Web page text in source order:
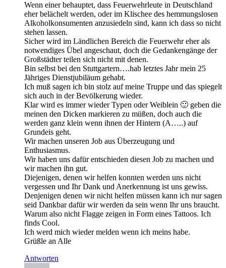
Wenn einer behauptet, dass Feuerwehrleute in Deutschland
eher belächelt werden, oder im Klischee des hemmungslosen
Alkoholkonsumenten anzusiedeln sind, kann ich dass so nicht
stehen lassen.
Sicher wird im Ländlichen Bereich die Feuerwehr eher als
notwendiges Übel angeschaut, doch die Gedankengänge der
Großstädter teilen sich nicht mit denen.
Bin selbst bei den Stuttgartern….hab letztes Jahr mein 25
Jähriges Dienstjubiläum gehabt.
Ich muß sagen ich bin stolz auf meine Truppe und das spiegelt
sich auch in der Bevölkerung wieder.
Klar wird es immer wieder Typen oder Weiblein 🙂 geben die
meinen den Dicken markieren zu müßen, doch auch die
werden ganz klein wenn ihnen der Hintern (A…..) auf
Grundeis geht.
Wir machen unseren Job aus Überzeugung und
Enthusiasmus.
Wir haben uns dafür entschieden diesen Job zu machen und
wir machen ihn gut.
Diejenigen, denen wir helfen konnten werden uns nicht
vergessen und Ihr Dank und Anerkennung ist uns gewiss.
Denjenigen denen wir nicht helfen müssen kann ich nur sagen
seid Dankbar dafür wir werden da sein wenn Ihr uns braucht.
Warum also nicht Flagge zeigen in Form eines Tattoos. Ich
finds Cool.
Ich werd mich wieder melden wenn ich meins habe.
Grüßle an Alle
Antworten